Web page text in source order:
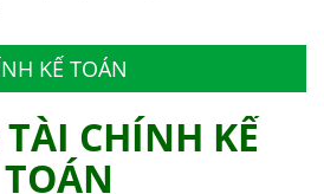
KẾ TOÁN
CHÍNH KẾ
TOÁN